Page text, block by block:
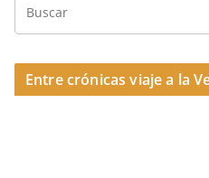
o
k
Entre crónicas viaje a la